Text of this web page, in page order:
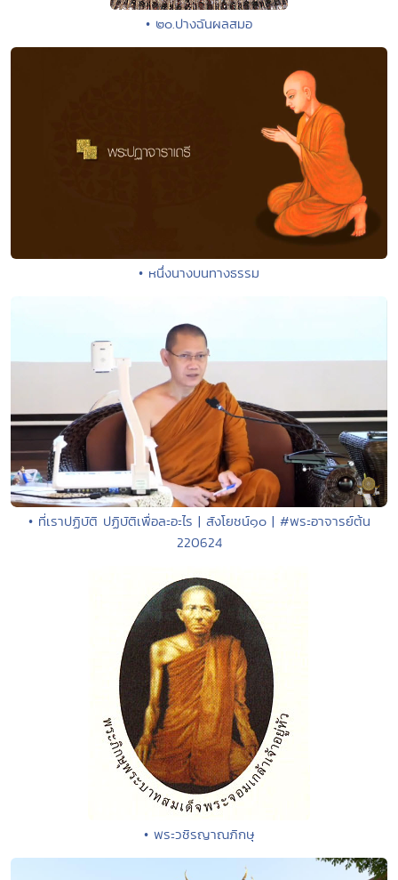
• ๒๐.ปางฉันผลสมอ
• หนึ่งนางบนทางธรรม
• ที่เราปฏิบัติ ปฏิบัติเพื่อละอะไร | สังโยชน์๑๐ | #พระอาจารย์ต้น
220624
• พระวชิรญาณภิกษุ